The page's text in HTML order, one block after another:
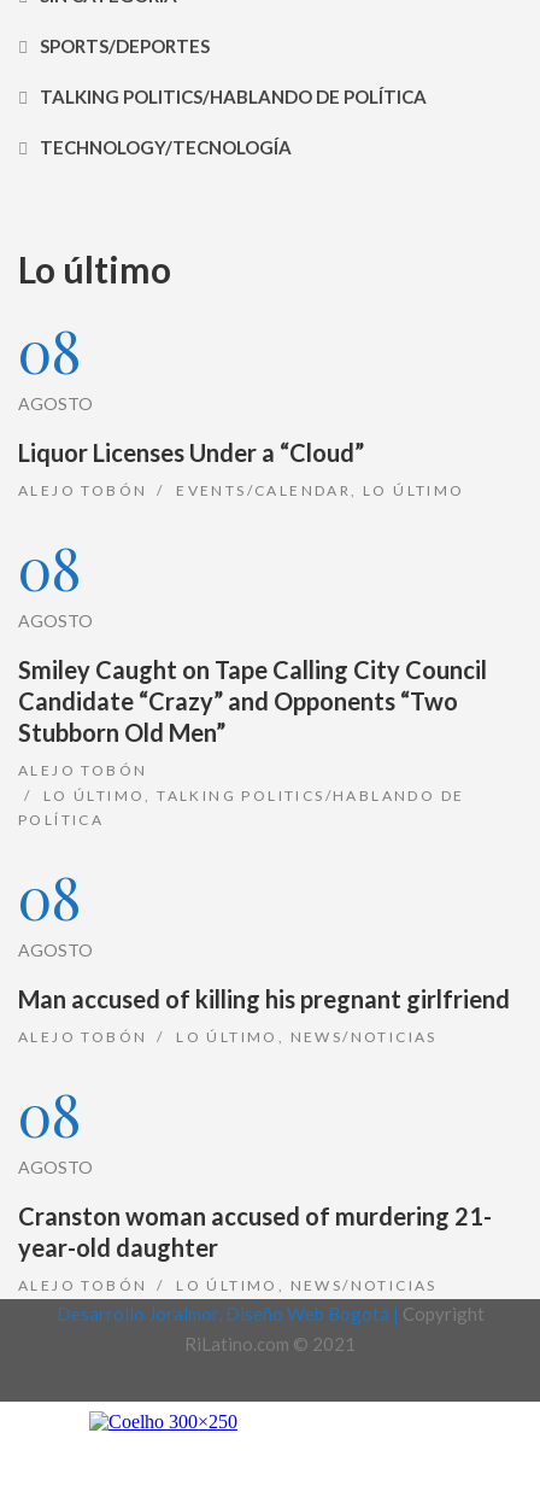
SPORTS/DEPORTES
TALKING POLITICS/HABLANDO DE POLÍTICA
TECHNOLOGY/TECNOLOGÍA
Lo último
08
AGOSTO
Liquor Licenses Under a “Cloud”
ALEJO TOBÓN EVENTS/CALENDAR LO ÚLTIMO
08
AGOSTO
Smiley Caught on Tape Calling City Council
Candidate “Crazy” and Opponents “Two
Stubborn Old Men”
ALEJO TOBÓN
LO ÚLTIMO
,TALKING POLITICS/HABLANDO DE
POLÍTICA
08
AGOSTO
Man accused of killing his pregnant girlfriend
ALEJO TOBÓN LO ÚLTIMO NEWS/NOTICIAS
08
AGOSTO
Cranston woman accused of murdering 21-
year-old daughter
ALEJO TOBÓN LO ÚLTIMO NEWS/NOTICIAS
Desarrollo Joralmor, Diseño Web Bogotá | Copyright
RiLatino.com © 2021